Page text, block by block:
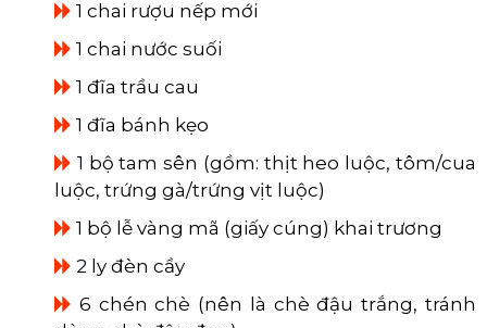
1 chai rượu nếp mới
1 chai nước suối
1 đĩa trầu cau
1 đĩa bánh kẹo
1 bộ tam sên (gồm: thịt heo luộc, tôm/cua
luộc, trứng gà/trứng vịt luộc)
1 bộ lễ vàng mã (giấy cúng) khai trương
2 ly đèn cầy
6 chén chè (nên là chè đậu trắng, tránh